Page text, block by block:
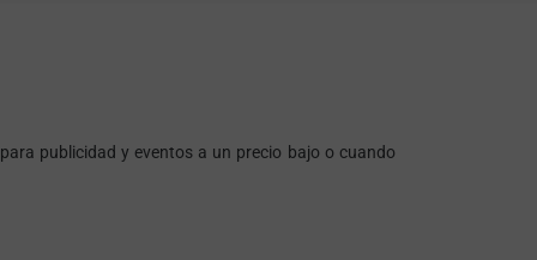
publicidad y eventos a un precio bajo o cuando